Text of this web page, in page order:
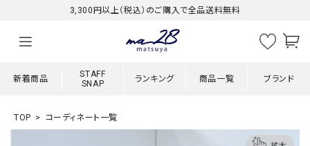
3,300円以上（税込）のご購入で全品送料無料
新着商品
STAFF
SNAP
ランキング 商品一覧 ブランド
TOP コーディネート一覧